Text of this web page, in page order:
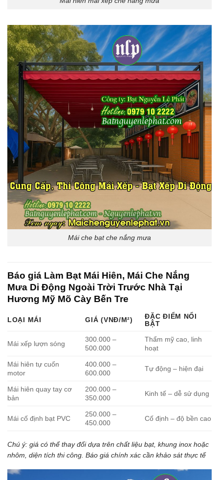
Mái che bạt che nắng mưa
Báo giá Làm Bạt Mái Hiên, Mái Che Nắng
Mưa Di Động Ngoài Trời Trước Nhà Tại
Hương Mỹ Mõ Cày Bến Tre
LOẠI MÁI GIÁ (VNĐ/M²)
ĐẶC ĐIỂM NỔI
BẬT
Mái xếp lượn sóng
300.000 –
500.000
Thẩm mỹ cao, linh
hoạt
Mái hiên tự cuốn
motor
400.000 –
600.000
Tự động – hiện đại
Mái hiên quay tay cơ
bản
200.000 –
350.000
Kinh tế – dễ sử dụng
Mái cố định bạt PVC
250.000 –
450.000
Cố định – độ bền cao
Chú ý: giá có thể thay đổi dựa trên chất liệu bạt, khung inox hoặc
nhôm, diện tích thi công. Báo giá chính xác cần khảo sát thực tế